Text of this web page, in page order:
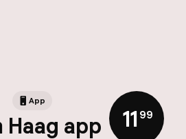
App
Haag app 11 ,99